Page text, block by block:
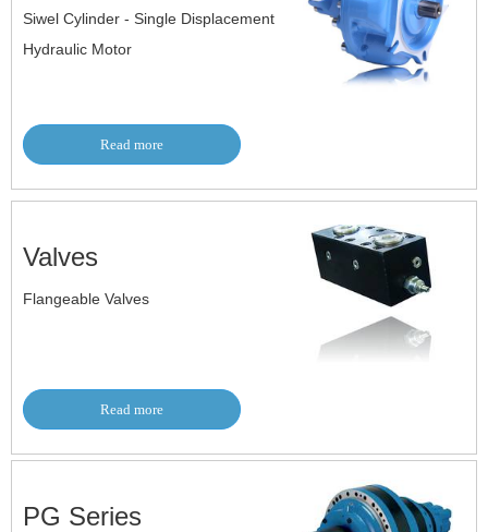
Siwel Cylinder - Single Displacement
Hydraulic Motor
Read more
Valves
Flangeable Valves
Read more
PG Series